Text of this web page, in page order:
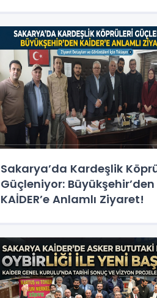
Sakarya’da Kardeşlik
Güçleniyor: Büyükşehir’den
KAİDER’e Anlamlı Ziyaret!